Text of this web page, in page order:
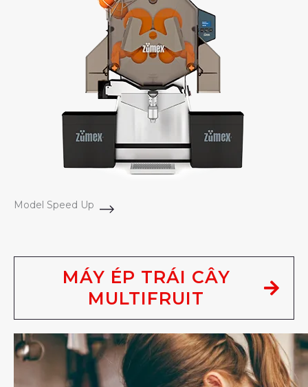
Model Speed Up
MÁY ÉP TRÁI CÂY
MULTIFRUIT